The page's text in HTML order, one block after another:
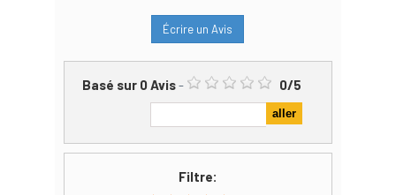
Écrire un Avis
Basé sur 0Avis- 0/5
Filtre: